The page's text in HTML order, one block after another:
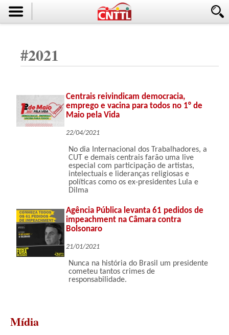
#2021
Centrais reivindicam democracia,
emprego e vacina para todos no 1° de
Maio pela Vida
22/04/2021
No dia Internacional dos Trabalhadores, a
CUT e demais centrais farão uma live
especial com participação de artistas,
intelectuais e lideranças religiosas e
políticas como os ex-presidentes Lula e
Dilma
Agência Pública levanta 61 pedidos de
impeachment na Câmara contra
Bolsonaro
21/01/2021
Nunca na história do Brasil um presidente
cometeu tantos crimes de
responsabilidade.
Mídia